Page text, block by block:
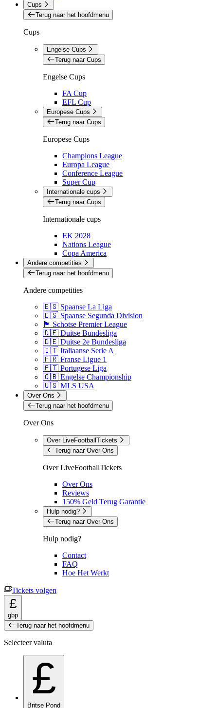
Cups
Terug naar het hoofdmenu
Cups
Engelse Cups
Terug naar Cups
Engelse Cups
FA Cup
EFL Cup
Europese Cups
Terug naar Cups
Europese Cups
Champions League
Europa League
Conference League
Super Cup
Internationale cups
Terug naar Cups
Internationale cups
EK 2028
Nations League
Copa America
Andere competities
Terug naar het hoofdmenu
Andere competities
🇪🇸 Spaanse La Liga
🇪🇸 Spaanse Segunda Division
🏴󠁧󠁢󠁳󠁣󠁴󠁿 Schotse Premier League
🇩🇪 Duitse Bundesliga
🇩🇪 Duitse 2e Bundesliga
🇮🇹 Italiaanse Serie A
🇫🇷 Franse Ligue 1
🇵🇹 Portugese Liga
🇬🇧 Engelse Championship
🇺🇸 MLS USA
Over Ons
Terug naar het hoofdmenu
Over Ons
Over LiveFootballTickets
Terug naar Over Ons
Over LiveFootballTickets
Over Ons
Reviews
150% Geld Terug Garantie
Hulp nodig?
Terug naar Over Ons
Hulp nodig?
Contact
FAQ
Hoe Het Werkt
Tickets volgen
£
gbp
Terug naar het hoofdmenu
Selecteer valuta
£
Britse Pond